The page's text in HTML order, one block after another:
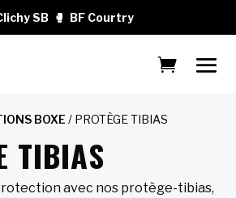
SB 🥊 BF Courtry
BOXE / PROTÈGE TIBIAS
TIBIAS
avec nos protège-tibias,